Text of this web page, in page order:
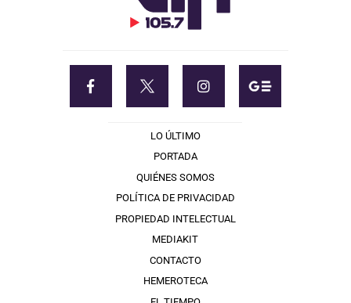
LO ÚLTIMO
PORTADA
QUIÉNES SOMOS
POLÍTICA DE PRIVACIDAD
PROPIEDAD INTELECTUAL
MEDIAKIT
CONTACTO
HEMEROTECA